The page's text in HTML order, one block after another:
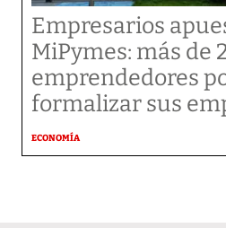
Empresarios
MiPymes: más de
emprendedores
formalizar sus
ECONOMÍA